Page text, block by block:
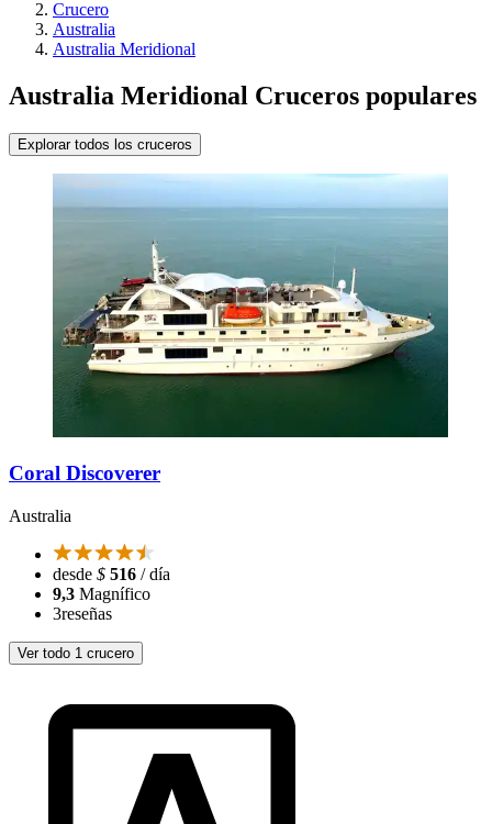
Crucero
Australia
Australia Meridional
Australia Meridional Cruceros populares
Explorar todos los cruceros
Coral Discoverer
Australia
desde $ 516 / día
9,3 Magnífico
3reseñas
Ver todo 1 crucero